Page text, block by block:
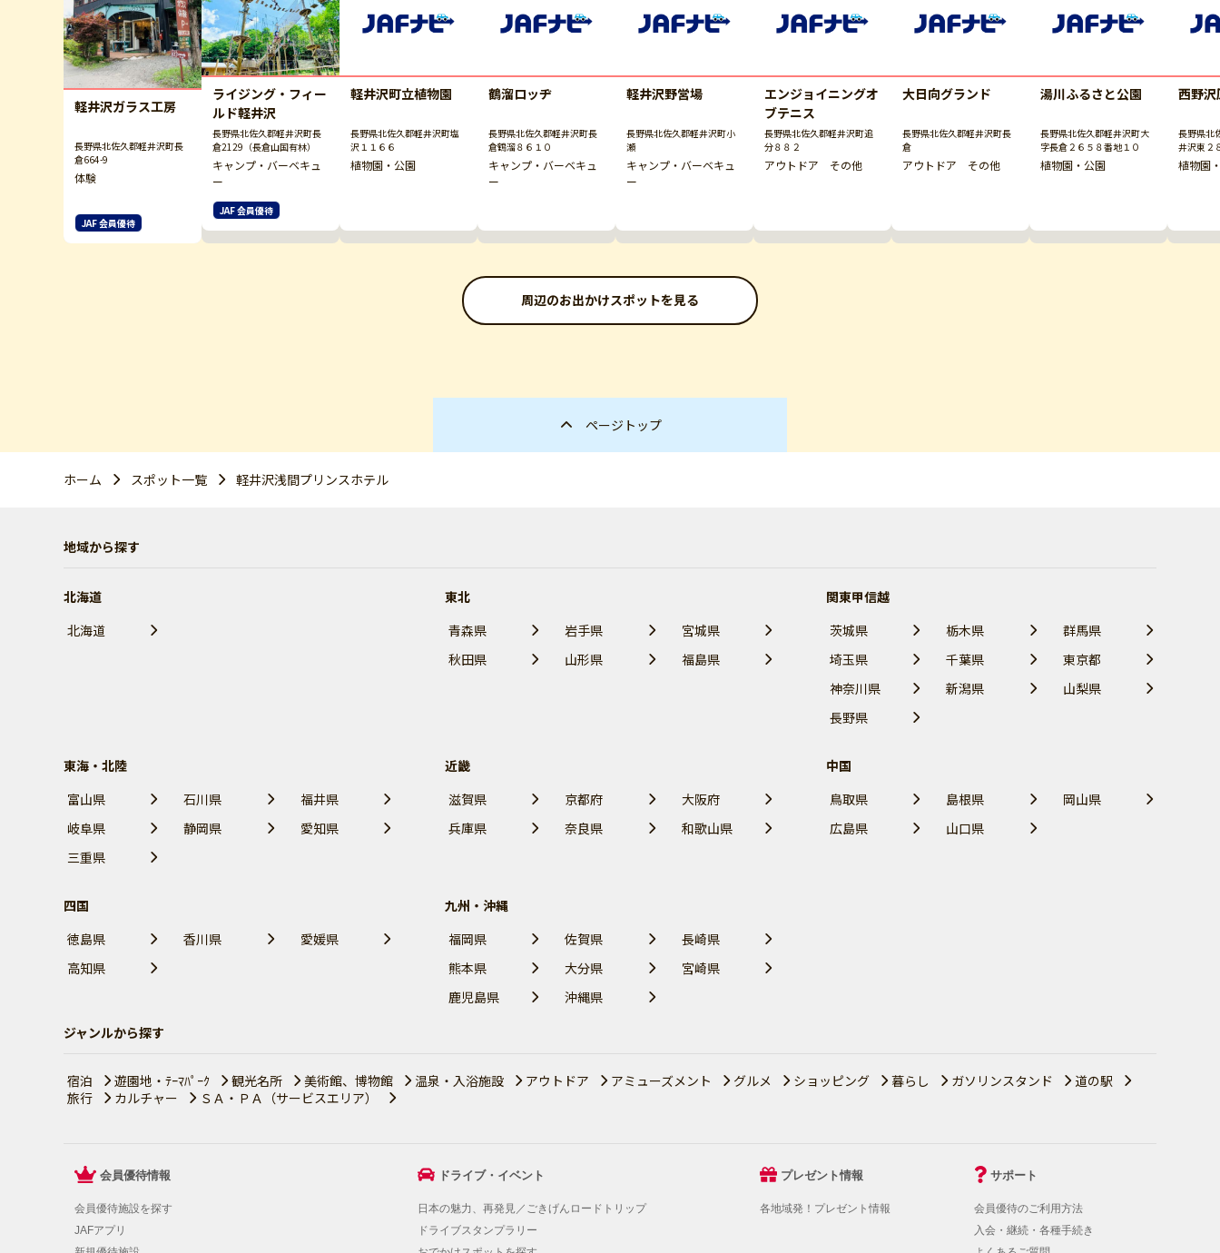
軽井沢ガラス工房
長野県北佐久郡軽井沢町長
倉664-9
体験
JAF 会員優待
ライジング・フィー
ルド軽井沢
長野県北佐久郡軽井沢町長
倉2129（長倉山国有林）
キャンプ・バーベキュ
ー
JAF 会員優待
軽井沢町立植物園
長野県北佐久郡軽井沢町塩
沢１１６６
植物園・公園
鶴溜ロッヂ
長野県北佐久郡軽井沢町長
倉鶴溜８６１０
キャンプ・バーベキュ
ー
軽井沢野営場
長野県北佐久郡軽井沢町小
瀬
キャンプ・バーベキュ
ー
エンジョイニングオ
ブテニス
長野県北佐久郡軽井沢町追
分８８２
アウトドア その他
大日向グランド
長野県北佐久郡軽井沢町長
倉
アウトドア その他
湯川ふるさと公園
長野県北佐久郡軽井沢町大
字長倉２６５８番地１０
植物園・公園
西野
長野県北
井沢東２
植物園
周辺のお出かけスポットを見る
ページトップ
ホーム スポット一覧 軽井沢浅間プリンスホテル
地域から探す
北海道
北海道
東北
青森県
岩手県
宮城県
秋田県
山形県 福島県
関東甲信越
茨城県
栃木県
群馬県
埼玉県
千葉県
東京都
神奈川県
新潟県
山梨県
長野県
東海・北陸
富山県
石川県
福井県
岐阜県
静岡県
愛知県
三重県
近畿
滋賀県
京都府
大阪府
兵庫県
奈良県 和歌山県
中国
鳥取県
島根県
岡山県
広島県
山口県
四国
徳島県
香川県
愛媛県
高知県
九州・沖縄
福岡県
佐賀県
長崎県
熊本県
大分県
宮崎県
鹿児島県
沖縄県
ジャンルから探す
宿泊 遊園地・ﾃｰﾏﾊﾟｰｸ 観光名所 美術館、博物館 温泉・入浴施設 アウトドア アミューズメント グルメ ショッピング 暮らし ガソリンスタンド
道の駅
旅行
カルチャー ＳＡ・ＰＡ（サービスエリア）
会員優待情報
会員優待施設を探す
JAFアプリ
ドライブ・イベント
日本の魅力、再発見／ごきげんロードトリップ
ドライブスタンプラリー
プレゼント情報
各地域発！プレゼント情報
サポート
会員優待のご利用方法
入会・継続・各種手続き